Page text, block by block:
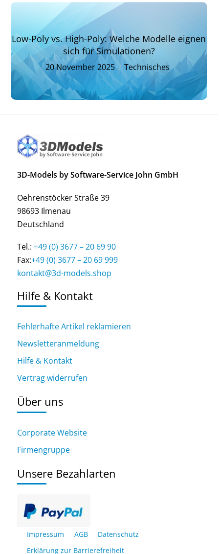
Low-Poly vs. High-Poly: Welche Modelle eignen
sich für Simulationen?
20November2025 Technisches
3D-Models by Software-Service John GmbH
Oehrenstöcker Straße 39
98693 Ilmenau
Deutschland
Tel.: +49 (0) 3677 – 20 69 90
Fax:+49 (0) 3677 – 20 69 999
kontakt@3d-models.shop
Hilfe & Kontakt
Fehlerhafte Artikel reklamieren
Newsletteranmeldung
Hilfe & Kontakt
Vertrag widerrufen
Über uns
Corporate Website
Firmengruppe
Unsere Bezahlarten
Impressum AGB
Datenschutz
Erklärung zur Barrierefreiheit